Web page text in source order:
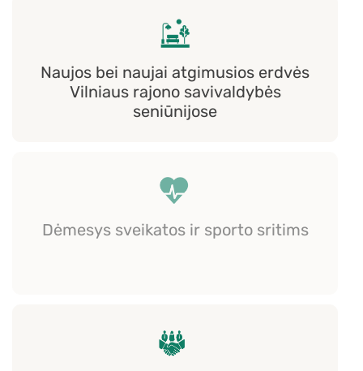
Naujos bei naujai atgimusios erdvės
Vilniaus rajono savivaldybės
seniūnijose
Dėmesys sveikatos ir sporto sritims